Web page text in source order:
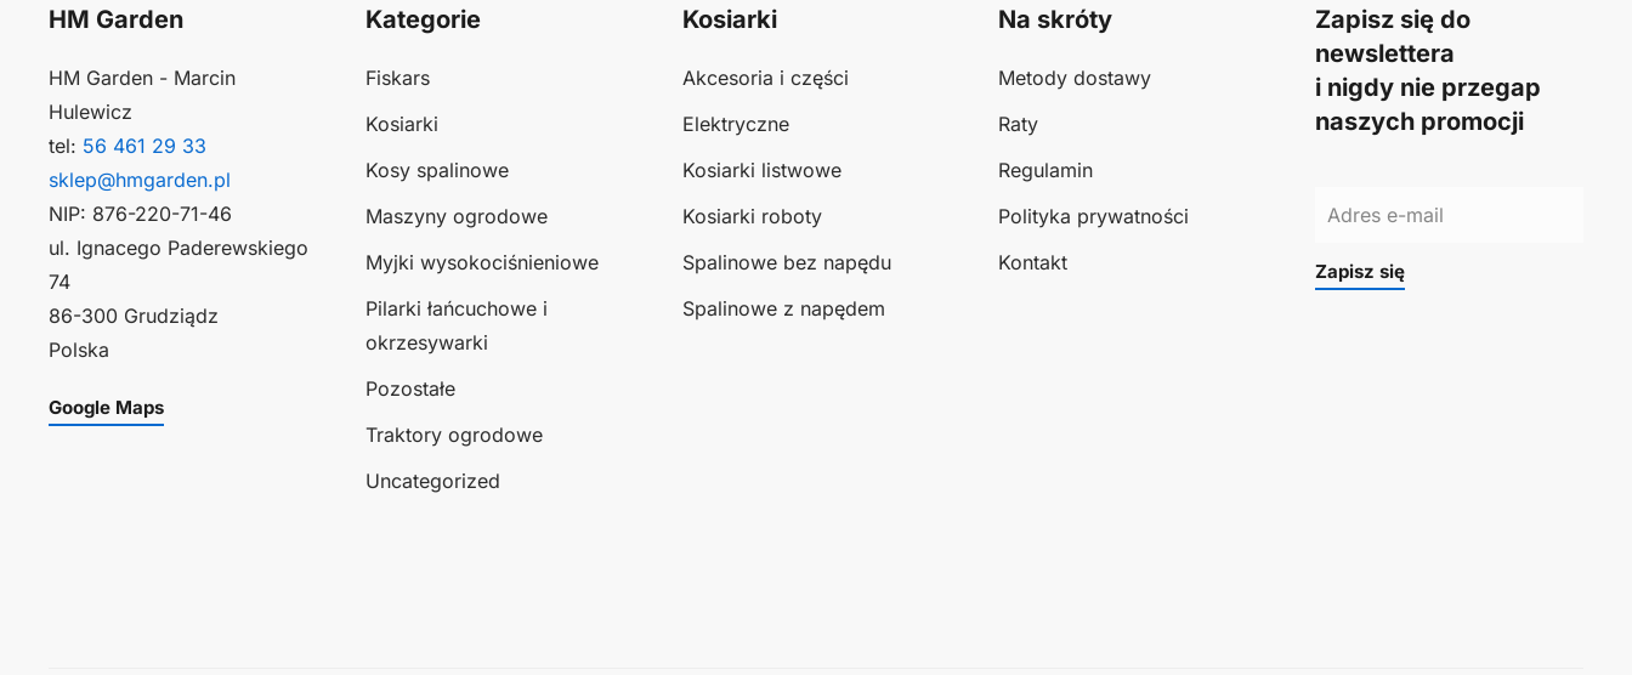
HM Garden
HM Garden - Marcin
Hulewicz
tel: 56 461 29 33
sklep@hmgarden.pl
NIP: 876-220-71-46
ul. Ignacego Paderewskiego
74
86-300 Grudziądz
Polska
Google Maps
Kategorie
Fiskars
Kosiarki
Kosy spalinowe
Maszyny ogrodowe
Myjki wysokociśnieniowe
Pilarki łańcuchowe i
okrzesywarki
Pozostałe
Traktory ogrodowe
Uncategorized
Kosiarki
Akcesoria i części
Elektryczne
Kosiarki listwowe
Kosiarki roboty
Spalinowe bez napędu
Spalinowe z napędem
Na skróty
Metody dostawy
Raty
Regulamin
Polityka prywatności
Kontakt
Zapisz się do
newslettera
i nigdy nie przegap
naszych promocji
Zapisz się